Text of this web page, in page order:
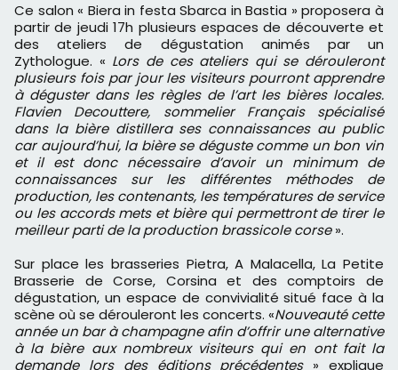
Ce salon « Biera in festa Sbarca in Bastia » proposera à
partir de jeudi 17h plusieurs espaces de découverte et
des ateliers de dégustation animés par un
Zythologue. « Lors de ces ateliers qui se dérouleront
plusieurs fois par jour les visiteurs pourront apprendre
à déguster dans les règles de l’art les bières locales.
Flavien Decouttere, sommelier Français spécialisé
dans la bière distillera ses connaissances au public
car aujourd’hui, la bière se déguste comme un bon vin
et il est donc nécessaire d’avoir un minimum de
connaissances sur les différentes méthodes de
production, les contenants, les températures de service
ou les accords mets et bière qui permettront de tirer le
meilleur parti de la production brassicole corse».
Sur place les brasseries Pietra, A Malacella, La Petite
Brasserie de Corse, Corsina et des comptoirs de
dégustation, un espace de convivialité situé face à la
scène où se dérouleront les concerts. «Nouveauté cette
année un bar à champagne afin d’offrir une alternative
à la bière aux nombreux visiteurs qui en ont fait la
demande lors des éditions précédentes » explique